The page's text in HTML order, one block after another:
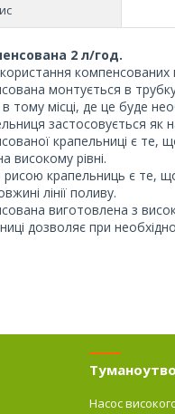
2 л/год.
компенсованих
монтується в
тому місці, де це буде
застосовується як
крапельниці є те,
високому рівні.
крапельниць є те,
лінії поливу.
виготовлена з
дозволяє при
Насос